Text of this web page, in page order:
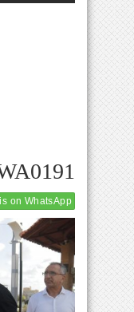
on WhatsApp